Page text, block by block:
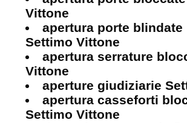
Vittone
apertura porte blindate
Settimo Vittone
apertura serrature
Vittone
aperture giudiziarie
apertura casseforti
Settimo Vittone